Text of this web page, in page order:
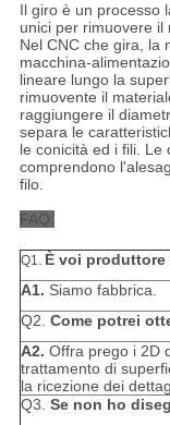
Il giro è un processo
unici per rimuovere il
Nel CNC che gira, la
macchina-
lineare lungo la
rimuovente il
raggiungere il
separa le
le conicità ed i fili. Le
comprendono
filo.
FAQ:
Q1. È voi
A1. Siamo fabbrica.
Q2. Come potrei
A2. Offra prego i 2D
trattamento di
la ricezione dei
Q3. Se non ho